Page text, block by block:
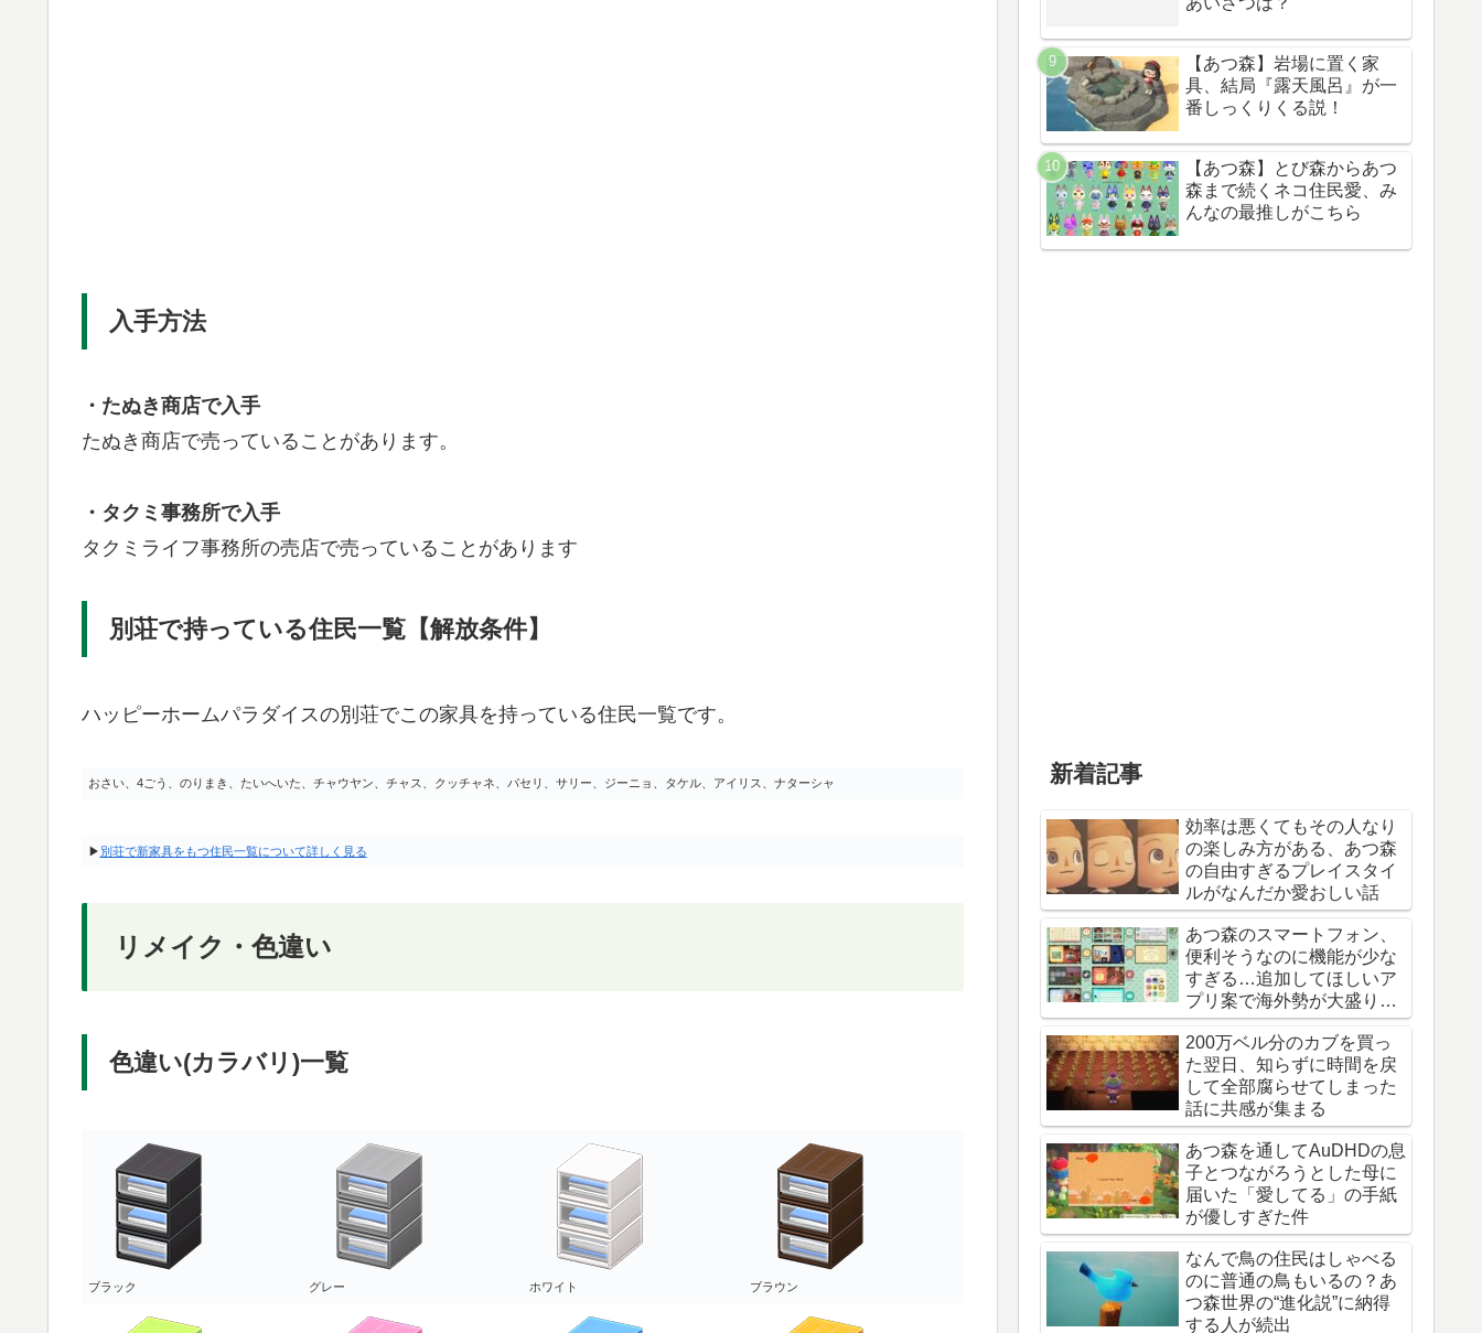
入手方法
・たぬき商店で入手
たぬき商店で売っていることがあります。
・タクミ事務所で入手
タクミライフ事務所の売店で売っていることがあります
別荘で持っている住民一覧【解放条件】
ハッピーホームパラダイスの別荘でこの家具を持っている住民一覧です。
おさい、4ごう、のりまき、たいへいた、チャウヤン、チャス、クッチャネ、パセリ、サリー、ジーニョ、タケル、アイリス、ナターシャ
▶ 別荘で新家具をもつ住民一覧について詳しく見る
リメイク・色違い
色違い(カラバリ)一覧
ブラック グレー ホワイト ブラウン
【あつ森】岩場に置く家
具、結局『露天風呂』が一
番しっくりくる説！
【あつ森】とび森からあつ
森まで続くネコ住民愛、み
んなの最推しがこちら
新着記事
効率は悪くてもその人なり
の楽しみ方がある、あつ森
の自由すぎるプレイスタイ
ルがなんだか愛おしい話
あつ森のスマートフォン、
便利そうなのに機能が少な
すぎる…追加してほしいア
プリ案で海外勢が大盛り上
がり
200万ベル分のカブを買っ
た翌日、知らずに時間を戻
して全部腐らせてしまった
話に共感が集まる
あつ森を通してAuDHDの息
子とつながろうとした母に
届いた「愛してる」の手紙
が優しすぎた件
なんで鳥の住民はしゃべる
のに普通の鳥もいるの？あ
つ森世界の“進化説”に納得
する人が続出